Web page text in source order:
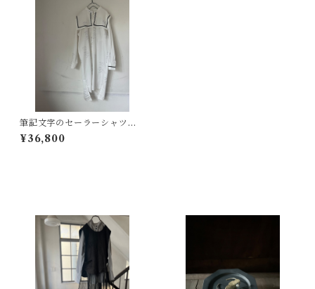
筆記文字のセーラーシャツワ
ンピース
¥36,800